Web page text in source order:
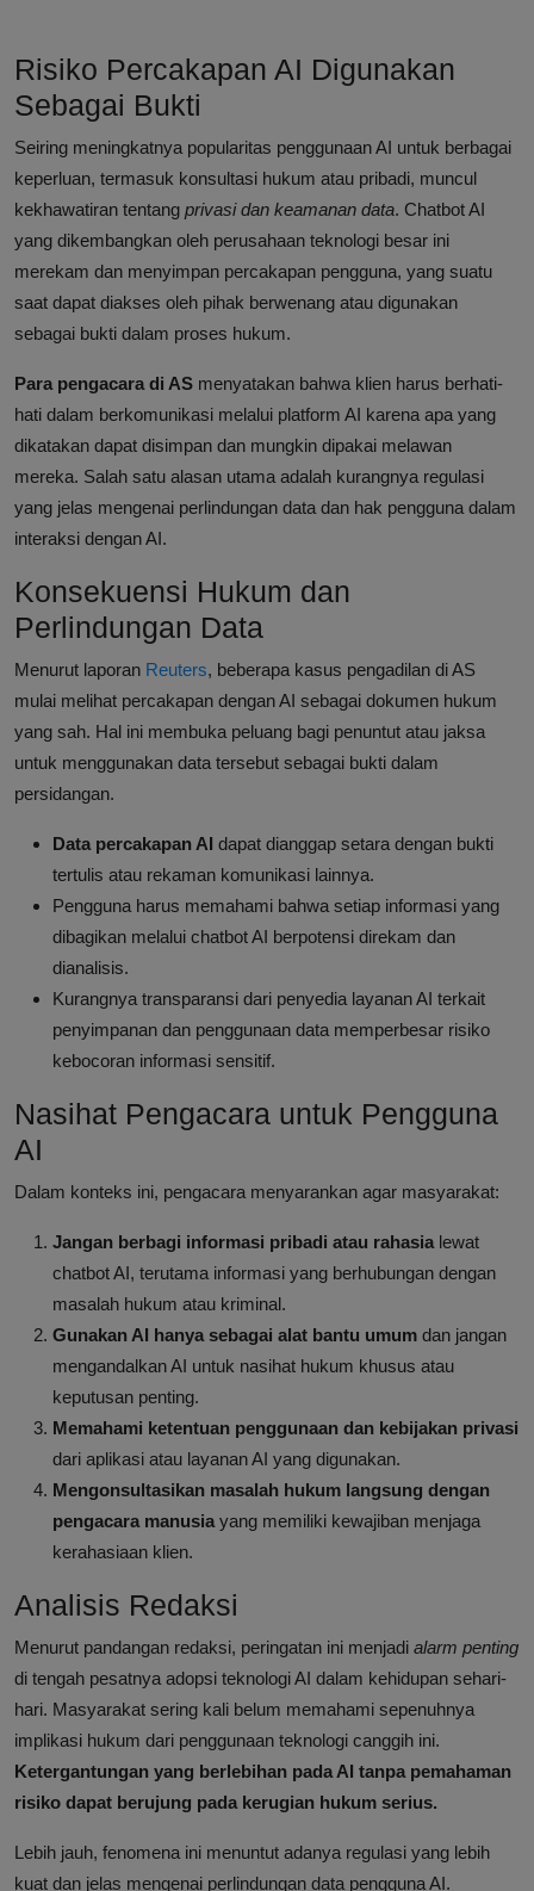
Risiko Percakapan AI Digunakan
Sebagai Bukti
Seiring meningkatnya popularitas penggunaan AI untuk berbagai
keperluan, termasuk konsultasi hukum atau pribadi, muncul
kekhawatiran tentang privasi dan keamanan data. Chatbot AI
yang dikembangkan oleh perusahaan teknologi besar ini
merekam dan menyimpan percakapan pengguna, yang suatu
saat dapat diakses oleh pihak berwenang atau digunakan
sebagai bukti dalam proses hukum.
Para pengacara di AS menyatakan bahwa klien harus berhati-
hati dalam berkomunikasi melalui platform AI karena apa yang
dikatakan dapat disimpan dan mungkin dipakai melawan
mereka. Salah satu alasan utama adalah kurangnya regulasi
yang jelas mengenai perlindungan data dan hak pengguna dalam
interaksi dengan AI.
Konsekuensi Hukum dan
Perlindungan Data
Menurut laporan Reuters, beberapa kasus pengadilan di AS
mulai melihat percakapan dengan AI sebagai dokumen hukum
yang sah. Hal ini membuka peluang bagi penuntut atau jaksa
untuk menggunakan data tersebut sebagai bukti dalam
persidangan.
Data percakapan AI dapat dianggap setara dengan bukti
tertulis atau rekaman komunikasi lainnya.
Pengguna harus memahami bahwa setiap informasi yang
dibagikan melalui chatbot AI berpotensi direkam dan
dianalisis.
Kurangnya transparansi dari penyedia layanan AI terkait
penyimpanan dan penggunaan data memperbesar risiko
kebocoran informasi sensitif.
Nasihat Pengacara untuk Pengguna
AI
Dalam konteks ini, pengacara menyarankan agar masyarakat:
Jangan berbagi informasi pribadi atau rahasia lewat
chatbot AI, terutama informasi yang berhubungan dengan
masalah hukum atau kriminal.
Gunakan AI hanya sebagai alat bantu umum dan jangan
mengandalkan AI untuk nasihat hukum khusus atau
keputusan penting.
Memahami ketentuan penggunaan dan kebijakan privasi
dari aplikasi atau layanan AI yang digunakan.
Mengonsultasikan masalah hukum langsung dengan
pengacara manusia yang memiliki kewajiban menjaga
kerahasiaan klien.
Analisis Redaksi
Menurut pandangan redaksi, peringatan ini menjadi alarm penting
di tengah pesatnya adopsi teknologi AI dalam kehidupan sehari-
hari. Masyarakat sering kali belum memahami sepenuhnya
implikasi hukum dari penggunaan teknologi canggih ini.
Ketergantungan yang berlebihan pada AI tanpa pemahaman
risiko dapat berujung pada kerugian hukum serius.
Lebih jauh, fenomena ini menuntut adanya regulasi yang lebih
kuat dan jelas mengenai perlindungan data pengguna AI.